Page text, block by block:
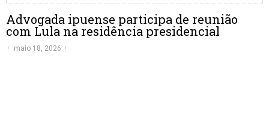
Advogada ipuense participa de reunião
com Lula na residência presidencial
maio 18, 2026